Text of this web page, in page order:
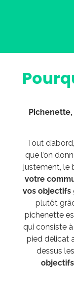
Tout
que l’on
justement, le
votre
vos objectifs
plutôt
pichenette
qui consiste
pied délicat
dessus
objectifs